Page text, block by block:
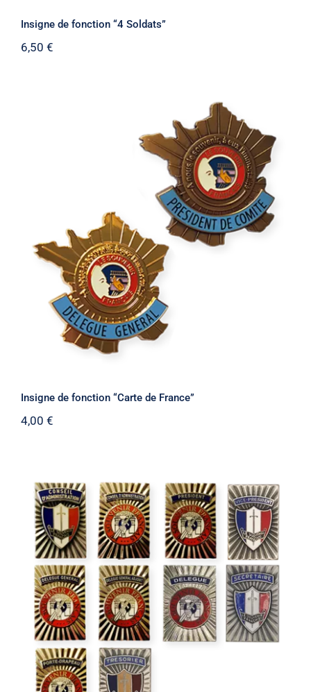
Insigne de fonction “4 Soldats”
6,50 €
Insigne de fonction “Carte de France”
Insigne de fonction “Carte de France”
4,00 €
Insigne de fonction rectangulaire
Collector